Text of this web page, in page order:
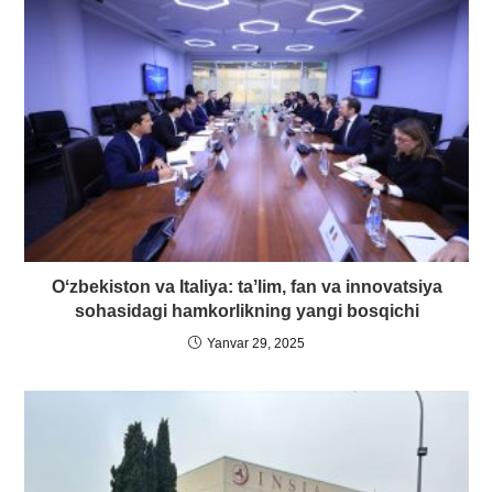
Oʻzbekiston va Italiya: taʼlim, fan va innovatsiya
sohasidagi hamkorlikning yangi bosqichi
Yanvar 29, 2025